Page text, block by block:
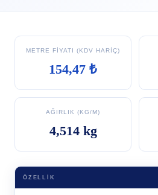
METRE FIYATI (KDV HARIÇ)
154,47 ₺
AĞIRLIK (KG/M)
4,514 kg
ÖZELLIK